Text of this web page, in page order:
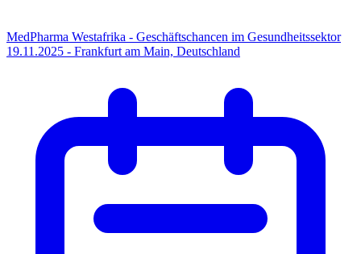
MedPharma Westafrika - Geschäftschancen im Gesundheitssektor
19.11.2025 - Frankfurt am Main, Deutschland